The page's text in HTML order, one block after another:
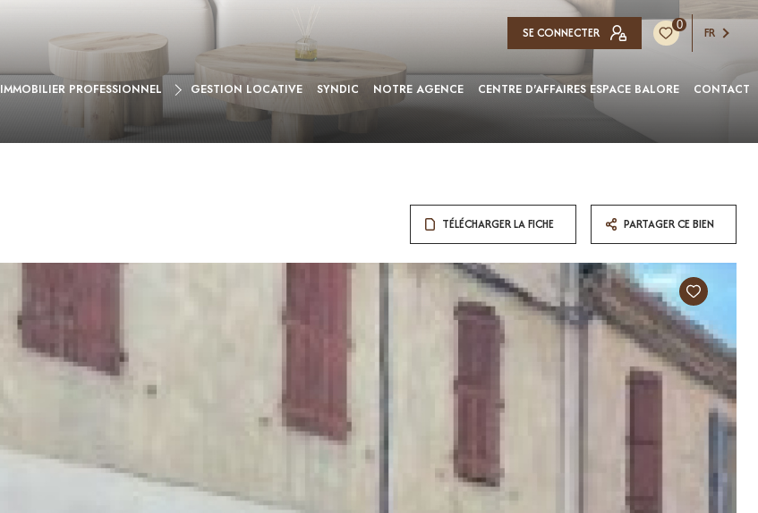
SE CONNECTER 0 FR
IMMOBILIER PROFESSIONNEL
VENTE GESTION LOCATIVE SYNDIC NOTRE AGENCE CENTRE D'AFFAIRES ESPACE BALORE CONTACT
TÉLÉCHARGER LA FICHE PARTAGER CE BIEN